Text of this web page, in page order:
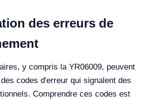
des erreurs de
y compris la YR06009, peuvent
codes d'erreur qui signalent des
Comprendre ces codes est